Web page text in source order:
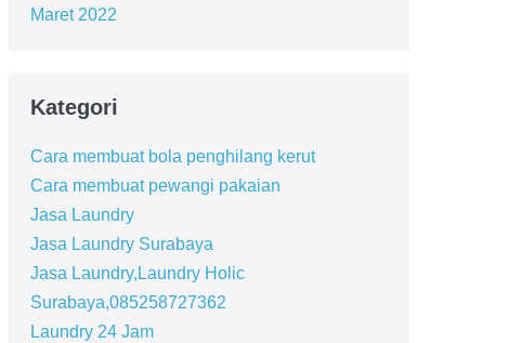
Maret 2022
Kategori
Cara membuat bola penghilang kerut
Cara membuat pewangi pakaian
Jasa Laundry
Jasa Laundry Surabaya
Jasa Laundry,Laundry Holic
Surabaya,085258727362
Laundry 24 Jam